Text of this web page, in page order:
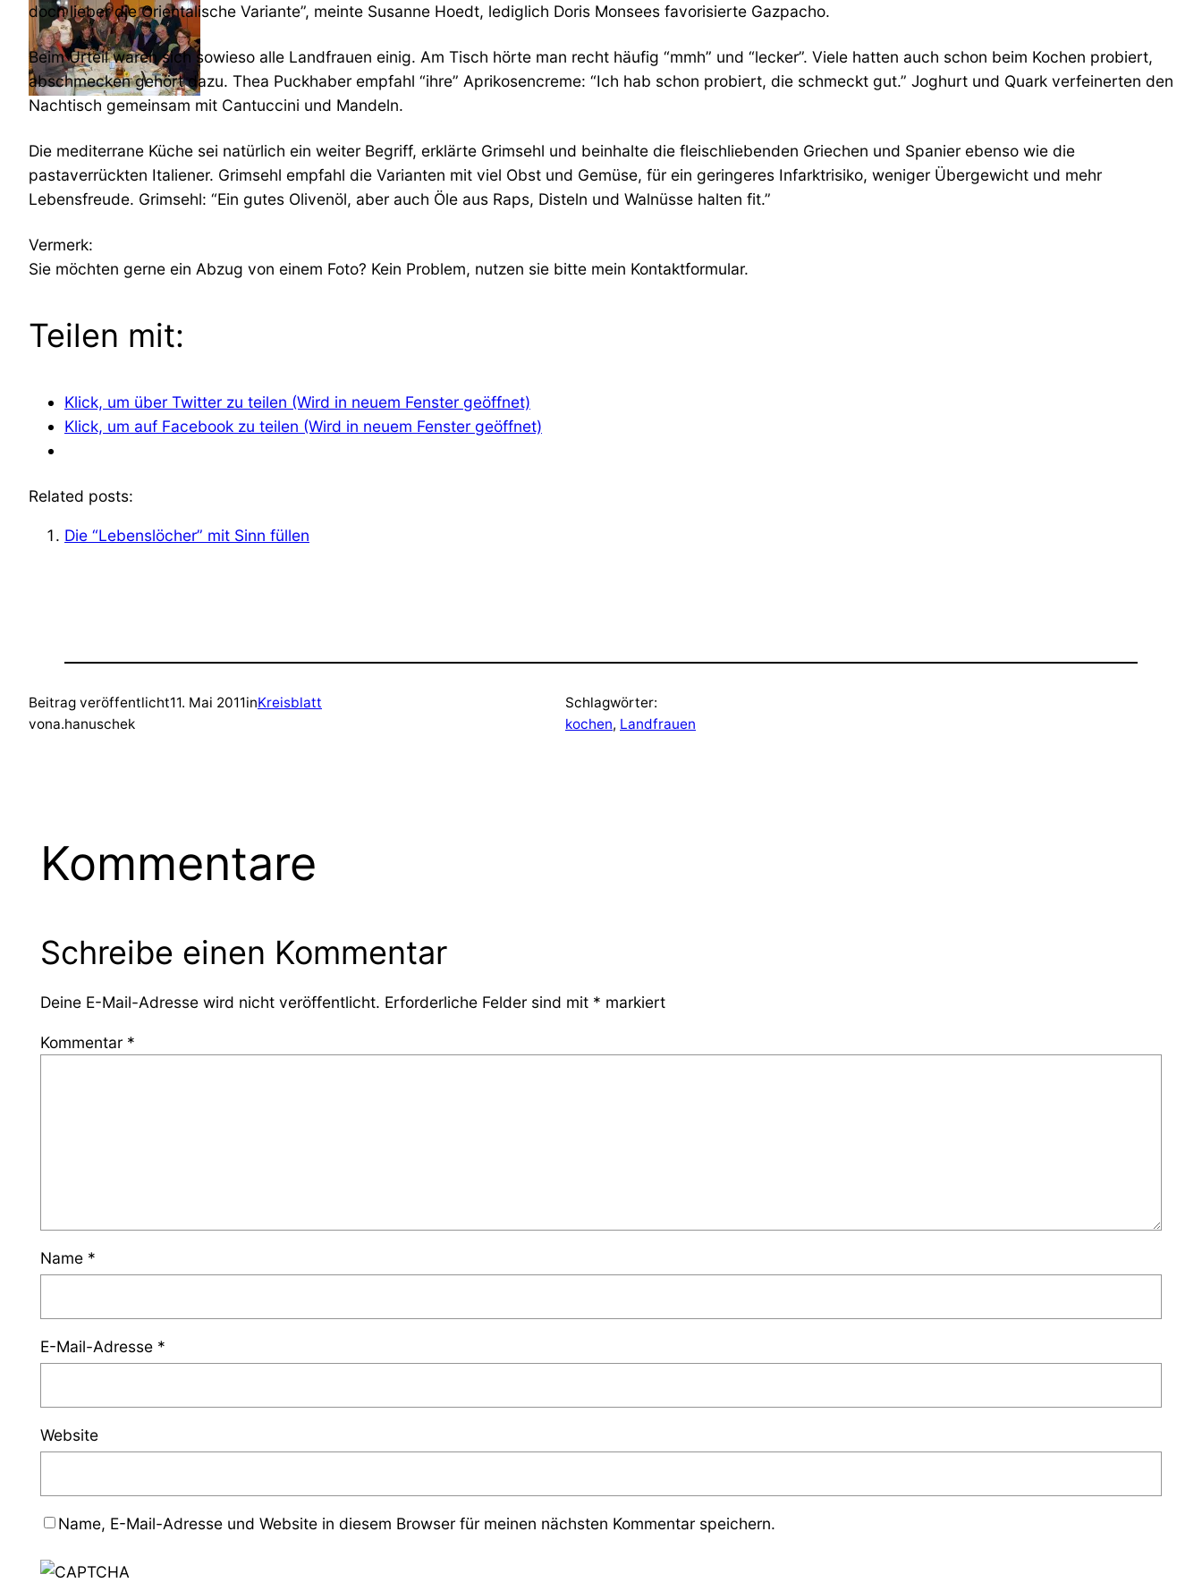
doch lieber die Orientalische Variante”, meinte Susanne Hoedt, lediglich Doris Monsees favorisierte Gazpacho.
Beim Urteil waren sich sowieso alle Landfrauen einig. Am Tisch hörte man recht häufig “mmh” und “lecker”. Viele hatten auch schon beim Kochen probiert,
abschmecken gehört dazu. Thea Puckhaber empfahl “ihre” Aprikosencreme: “Ich hab schon probiert, die schmeckt gut.” Joghurt und Quark verfeinerten den
Nachtisch gemeinsam mit Cantuccini und Mandeln.
Die mediterrane Küche sei natürlich ein weiter Begriff, erklärte Grimsehl und beinhalte die fleischliebenden Griechen und Spanier ebenso wie die
pastaverrückten Italiener. Grimsehl empfahl die Varianten mit viel Obst und Gemüse, für ein geringeres Infarktrisiko, weniger Übergewicht und mehr
Lebensfreude. Grimsehl: “Ein gutes Olivenöl, aber auch Öle aus Raps, Disteln und Walnüsse halten fit.”
Vermerk:
Sie möchten gerne ein Abzug von einem Foto? Kein Problem, nutzen sie bitte mein Kontaktformular.
Teilen mit:
Klick, um über Twitter zu teilen (Wird in neuem Fenster geöffnet)
Klick, um auf Facebook zu teilen (Wird in neuem Fenster geöffnet)
Related posts:
Die “Lebenslöcher” mit Sinn füllen
Beitrag veröffentlicht11. Mai 2011inKreisblatt
vona.hanuschek
Schlagwörter:
kochen, Landfrauen
Kommentare
Schreibe einen Kommentar
Deine E-Mail-Adresse wird nicht veröffentlicht. Erforderliche Felder sind mit * markiert
Kommentar *
Name *
E-Mail-Adresse *
Website
Name, E-Mail-Adresse und Website in diesem Browser für meinen nächsten Kommentar speichern.